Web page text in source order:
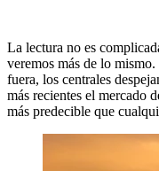
La lectura no es
veremos más de lo
fuera, los centrales
más recientes el mercado
más predecible que